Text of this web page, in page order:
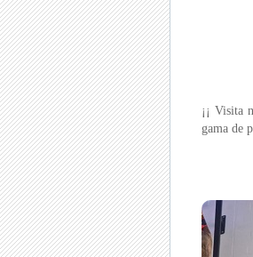
¡¡ Visita
gama de